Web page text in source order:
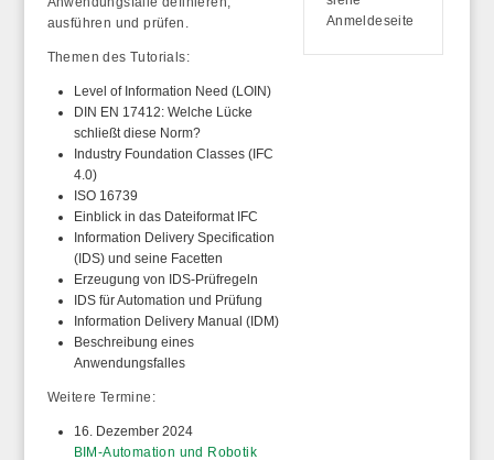
ausführen und prüfen.
Themen des Tutorials:
Level of Information Need (LOIN)
DIN EN 17412: Welche Lücke
schließt diese Norm?
Industry Foundation Classes (IFC
4.0)
ISO 16739
Einblick in das Dateiformat IFC
Information Delivery Specification
(IDS) und seine Facetten
Erzeugung von IDS-Prüfregeln
IDS für Automation und Prüfung
Information Delivery Manual (IDM)
Beschreibung eines
Anwendungsfalles
Weitere Termine:
16. Dezember 2024
BIM-Automation und Robotik
Anmeldeseite